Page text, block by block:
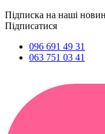
Підписка на наші
Підписатися
096 691 49 31
063 751 03 41